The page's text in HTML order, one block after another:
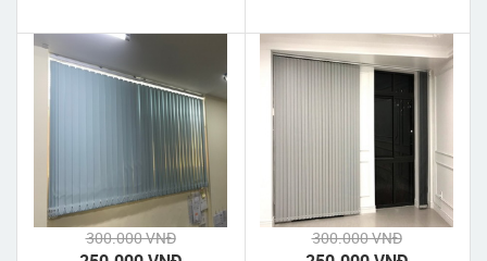
300.000 VNĐ 300.000 VNĐ